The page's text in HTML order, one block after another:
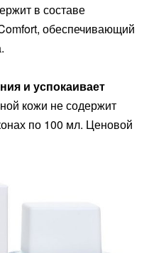
в составе
обеспечивающий
и успокаивает
кожи не содержит
по 100 мл. Ценовой